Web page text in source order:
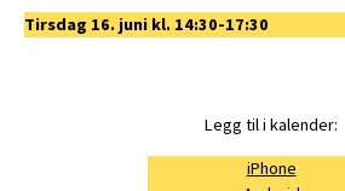
Tirsdag 16. juni kl. 14:30-17:30
Legg til i kalender:
iPhone